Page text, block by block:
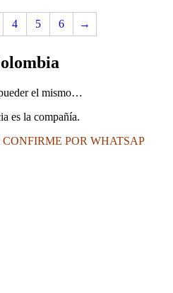
4 5 6 →
el mismo…
es la compañía.
POR WHATSAP